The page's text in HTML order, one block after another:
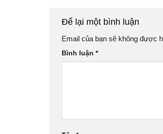
Để lại một bình luận
Email của bạn sẽ không được
Bình luận *